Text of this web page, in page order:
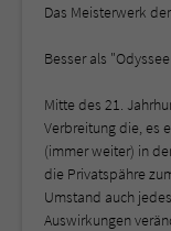
Das Meisterwerk
Besser als
Mitte des 21.
Verbreitung die, es
(immer weiter) in
die Privatspähre
Umstand auch
Auswirkungen